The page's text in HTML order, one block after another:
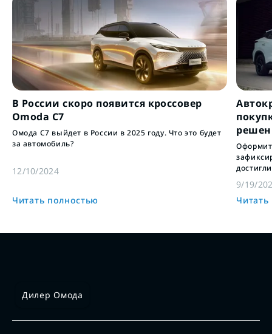
В России скоро появится кроссовер
Omoda C7
Омода С7 выйдет в России в 2025 году. Что это будет
за автомобиль?
12/10/2024
Читать полностью
купить
9/19/
Дилер Омода